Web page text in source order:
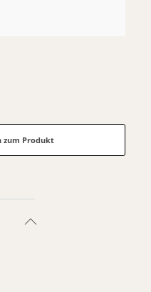
zum Produkt